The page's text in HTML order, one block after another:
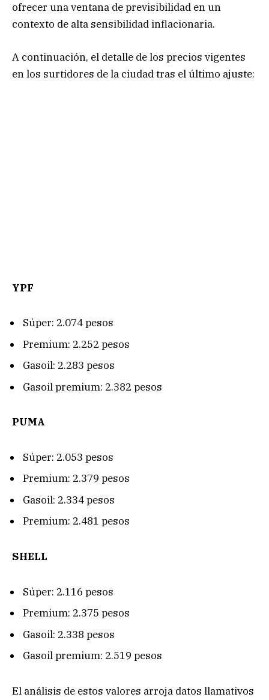
ofrecer una ventana de previsibilidad en un
contexto de alta sensibilidad inflacionaria.
A continuación, el detalle de los precios vigentes
en los surtidores de la ciudad tras el último ajuste:
YPF
Súper: 2.074 pesos
Premium: 2.252 pesos
Gasoil: 2.283 pesos
Gasoil premium: 2.382 pesos
PUMA
Súper: 2.053 pesos
Premium: 2.379 pesos
Gasoil: 2.334 pesos
Premium: 2.481 pesos
SHELL
Súper: 2.116 pesos
Premium: 2.375 pesos
Gasoil: 2.338 pesos
Gasoil premium: 2.519 pesos
El análisis de estos valores arroja datos llamativos